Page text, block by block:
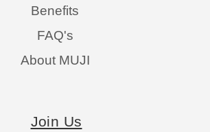
Benefits
FAQ's
About MUJI
Join Us